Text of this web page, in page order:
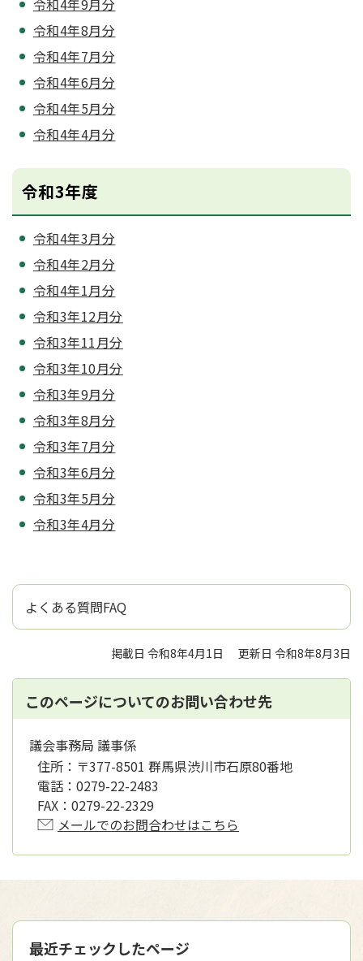
令和4年9月分
令和4年8月分
令和4年7月分
令和4年6月分
令和4年5月分
令和4年4月分
令和3年度
令和4年3月分
令和4年2月分
令和4年1月分
令和3年12月分
令和3年11月分
令和3年10月分
令和3年9月分
令和3年8月分
令和3年7月分
令和3年6月分
令和3年5月分
令和3年4月分
よくある質問FAQ
掲載日 令和8年4月1日 更新日 令和8年8月3日
このページについてのお問い合わせ先
議会事務局 議事係
住所： 〒377-8501 群馬県渋川市石原80番地
電話： 0279-22-2483
FAX： 0279-22-2329
メールでのお問合わせはこちら
最近チェックしたページ